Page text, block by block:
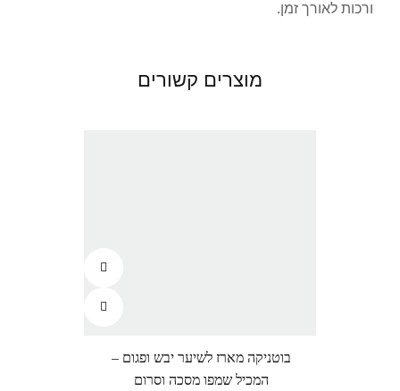
ורכות לאורך זמן.
מוצרים קשורים
בוטניקה מארז לשיער יבש ופגום –
המכיל שמפו מסכה וסרום